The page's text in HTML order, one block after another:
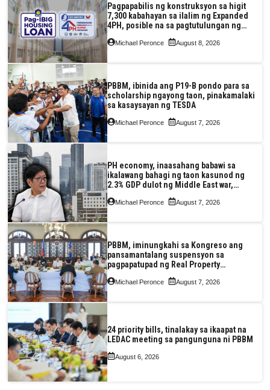
Pagpapabilis ng konstruksyon sa higit
7,300 kabahayan sa ilalim ng Expanded
4PH, posible na sa pagtutulungan ng
Pag-IBIG at P.A. Alvarez
Michael Peronce August 8, 2026
PBBM, ibinida ang P19-B pondo para sa
scholarship ngayong taon, pinakamalaki
sa kasaysayan ng TESDA
Michael Peronce August 7, 2026
PH economy, inaasahang babawi sa
ikalawang bahagi ng taon kasunod ng
2.3% GDP dulot ng Middle East war,
pagkaantala ng public construction
Michael Peronce August 7, 2026
PBBM, iminungkahi sa Kongreso ang
pansamantalang suspensyon sa
pagpapatupad ng Real Property
Valuation and Assessment Reform Act
Michael Peronce August 7, 2026
24 priority bills, tinalakay sa ikaapat na
LEDAC meeting sa pangunguna ni PBBM
August 6, 2026